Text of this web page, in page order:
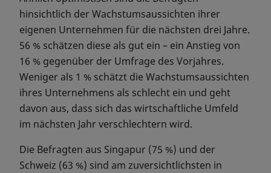
hinsichtlich der Wachstumsaussichten ihrer
eigenen Unternehmen für die nächsten drei Jahre.
56 % schätzen diese als gut ein – ein Anstieg von
16 % gegenüber der Umfrage des Vorjahres.
Weniger als 1 % schätzt die Wachstumsaussichten
ihres Unternehmens als schlecht ein und geht
davon aus, dass sich das wirtschaftliche Umfeld
im nächsten Jahr verschlechtern wird.
Die Befragten aus Singapur (75 %) und der
Schweiz (63 %) sind am zuversichtlichsten in